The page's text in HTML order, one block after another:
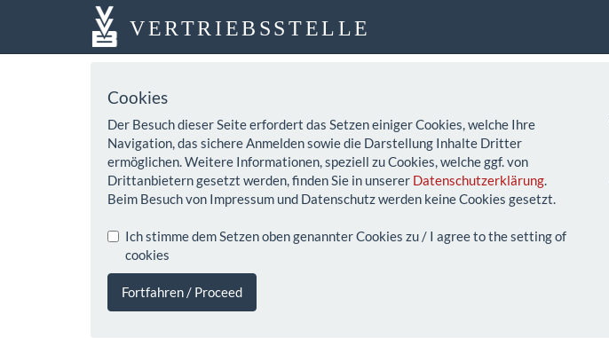
VERTRIEBSSTELLE
Cookies
Der Besuch dieser Seite erfordert das Setzen einiger Cookies, welche Ihre
Navigation, das sichere Anmelden sowie die Darstellung Inhalte Dritter
ermöglichen. Weitere Informationen, speziell zu Cookies, welche ggf. von
Drittanbietern gesetzt werden, finden Sie in unserer Datenschutzerklärung.
Beim Besuch von Impressum und Datenschutz werden keine Cookies gesetzt.
Ich stimme dem Setzen oben genannter Cookies zu / I agree to the setting of
cookies
Fortfahren / Proceed